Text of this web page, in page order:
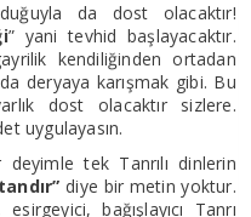
da dost olacaktır!
” yani tevhid başlayacaktır.
kendiliğinden ortadan
deryaya karışmak gibi. Bu
dost olacaktır sizlere.
uygulayasın.
deyimle tek Tanrılı dinlerin
diye bir metin yoktur.
bağışlayıcı Tanrı